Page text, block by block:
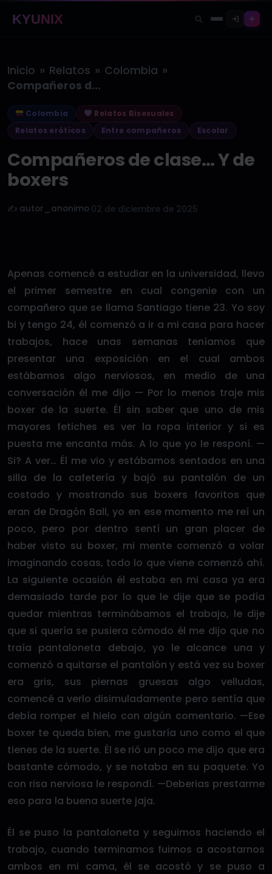
KYUNIX
Inicio » Relatos » Colombia »
Compañeros de clase… Y de boxers
Colombia
Relatos Bisexuales
Relatos eróticos
Entre compañeros Escolar
Compañeros de clase… Y de
boxers
✍️ autor_anonimo 02 de diciembre de 2025
Apenas comencé a estudiar en la universidad, llevo
el primer semestre en cual congenie con un
compañero que se llama Santiago tiene 23. Yo soy
bi y tengo 24, él comenzó a ir a mi casa para hacer
trabajos, hace unas semanas teníamos que
presentar una exposición en el cual ambos
estábamos algo nerviosos, en medio de una
conversación él me dijo — Por lo menos traje mis
boxer de la suerte. Él sin saber que uno de mis
mayores fetiches es ver la ropa interior y si es
puesta me encanta más. A lo que yo le responí. —
Si? A ver… Él me vio y estábamos sentados en una
silla de la cafetería y bajó su pantalón de un
costado y mostrando sus boxers favoritos que
eran de Dragón Ball, yo en ese momento me reí un
poco, pero por dentro sentí un gran placer de
haber visto su boxer, mi mente comenzó a volar
imaginando cosas, todo lo que viene comenzó ahí.
La siguiente ocasión él estaba en mi casa ya era
demasiado tarde por lo que le dije que se podía
quedar mientras terminábamos el trabajo, le dije
que si quería se pusiera cómodo él me dijo que no
traía pantaloneta debajo, yo le alcance una y
comenzó a quitarse el pantalón y está vez su boxer
era gris, sus piernas gruesas algo velludas,
comencé a verlo disimuladamente pero sentía que
debía romper el hielo con algún comentario. —Ese
boxer te queda bien, me gustaría uno como el que
tienes de la suerte. Él se rió un poco me dijo que era
bastante cómodo, y se notaba en su paquete. Yo
con risa nerviosa le respondí. —Deberias prestarme
eso para la buena suerte jaja.
Él se puso la pantaloneta y seguimos haciendo el
trabajo, cuando terminamos fuimos a acostarnos
ambos en mi cama, él se acostó y se puso a